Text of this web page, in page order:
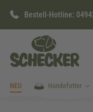
Zur Hauptnavigation
Bestell-Hotline:
NEU Hundefutter